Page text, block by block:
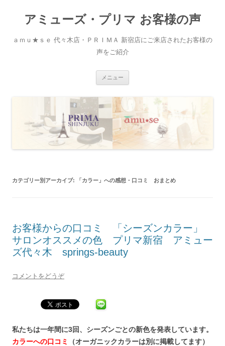
アミューズ・プリマ お客様の声
ａｍｕ★ｓｅ 代々木店・ＰＲＩＭＡ 新宿店にご来店されたお客様の
声をご紹介
メニュー
ツ
へ
移
動
カテゴリー別アーカイブ: 「カラー」への感想・口コミ おまとめ
お客様からの口コミ 「シーズンカラー」
サロンオススメの色 プリマ新宿 アミュー
ズ代々木 springs-beauty
コメントをどうぞ
私たちは一年間に3回、シーズンごとの新色を発表しています。
カラーへの口コミ
（オーガニックカラーは別に掲載してます）